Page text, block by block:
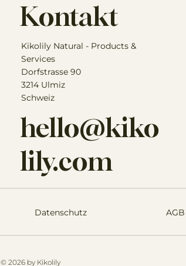
© 2026 by Kikolily
Datenschutz AGB
Kontakt
Kikolily Natural - Products &
Services
Dorfstrasse 90
3214 Ulmiz
Schweiz
hello@kiko
lily.com